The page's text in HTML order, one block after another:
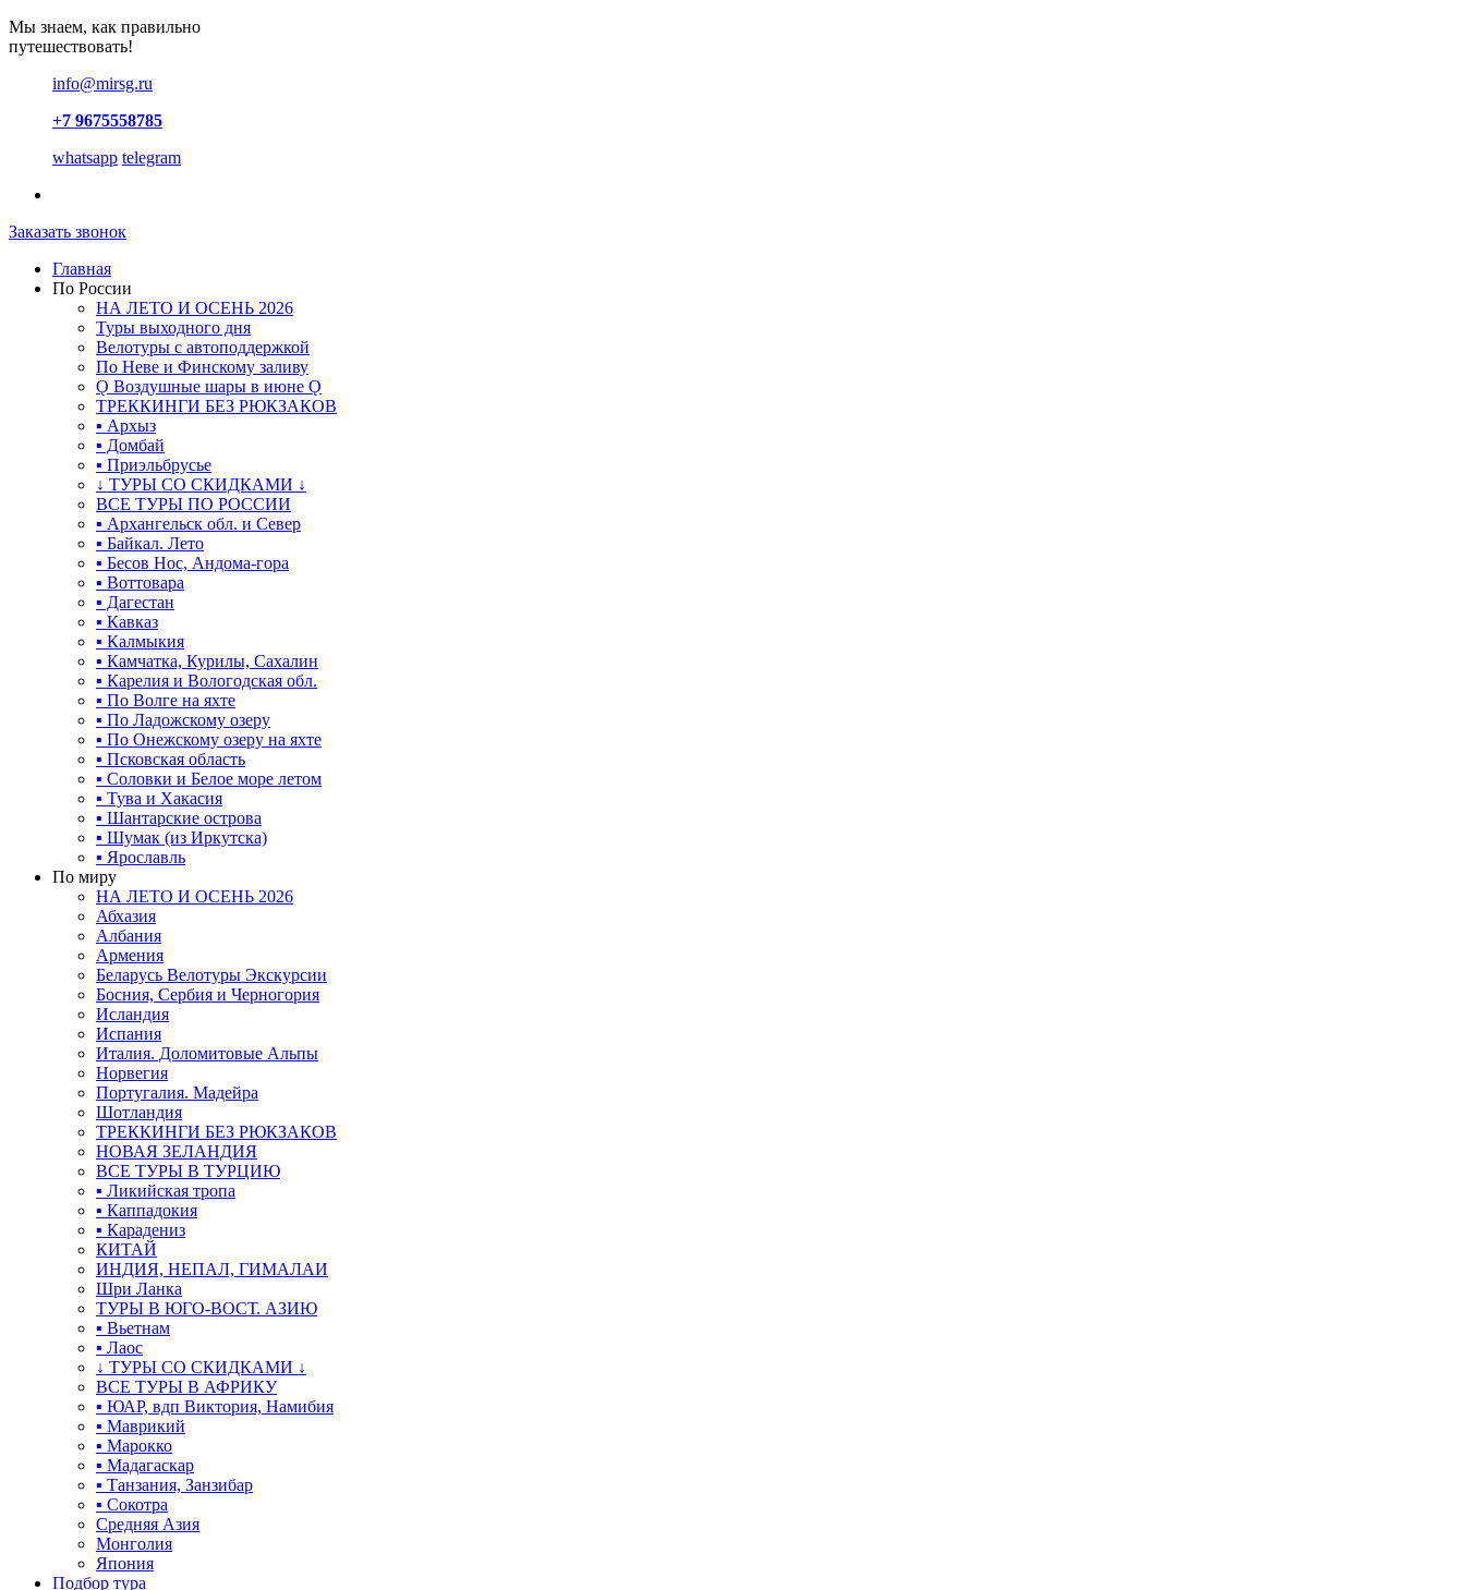
Мы знаем, как правильно
путешествовать!
info@mirsg.ru
+7 9675558785
whatsapp telegram
Заказать звонок
Главная
По России
НА ЛЕТО И ОСЕНЬ 2026
Туры выходного дня
Велотуры с автоподдержкой
По Неве и Финскому заливу
Ǫ Воздушные шары в июне Ǫ
ТРЕККИНГИ БЕЗ РЮКЗАКОВ
▪ Архыз
▪ Домбай
▪ Приэльбрусье
↓ ТУРЫ СО СКИДКАМИ ↓
ВСЕ ТУРЫ ПО РОССИИ
▪ Архангельск обл. и Север
▪ Байкал. Лето
▪ Бесов Нос, Андома-гора
▪ Воттовара
▪ Дагестан
▪ Кавказ
▪ Калмыкия
▪ Камчатка, Курилы, Сахалин
▪ Карелия и Вологодская обл.
▪ По Волге на яхте
▪ По Ладожскому озеру
▪ По Онежскому озеру на яхте
▪ Псковская область
▪ Соловки и Белое море летом
▪ Тува и Хакасия
▪ Шантарские острова
▪ Шумак (из Иркутска)
▪ Ярославль
По миру
НА ЛЕТО И ОСЕНЬ 2026
Абхазия
Албания
Армения
Беларусь Велотуры Экскурсии
Босния, Сербия и Черногория
Исландия
Испания
Италия. Доломитовые Альпы
Норвегия
Португалия. Мадейра
Шотландия
ТРЕККИНГИ БЕЗ РЮКЗАКОВ
НОВАЯ ЗЕЛАНДИЯ
ВСЕ ТУРЫ В ТУРЦИЮ
▪ Ликийская тропа
▪ Каппадокия
▪ Карадениз
КИТАЙ
ИНДИЯ, НЕПАЛ, ГИМАЛАИ
Шри Ланка
ТУРЫ В ЮГО-ВОСТ. АЗИЮ
▪ Вьетнам
▪ Лаос
↓ ТУРЫ СО СКИДКАМИ ↓
ВСЕ ТУРЫ В АФРИКУ
▪ ЮАР, вдп Виктория, Намибия
▪ Маврикий
▪ Марокко
▪ Мадагаскар
▪ Танзания, Занзибар
▪ Сокотра
Средняя Азия
Монголия
Япония
Подбор тура